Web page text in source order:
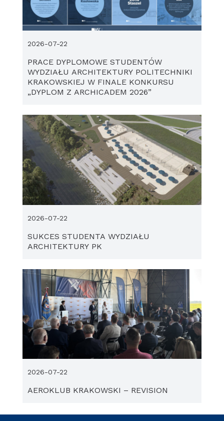
PRACE DYPLOMOWE STUDENTÓW
WYDZIAŁU ARCHITEKTURY POLITECHNIKI
KRAKOWSKIEJ W FINALE KONKURSU
„DYPLOM Z ARCHICADEM 2026”
2026-07-22
SUKCES STUDENTA WYDZIAŁU
ARCHITEKTURY PK
2026-07-22
AEROKLUB KRAKOWSKI – REVISION
2026-07-22